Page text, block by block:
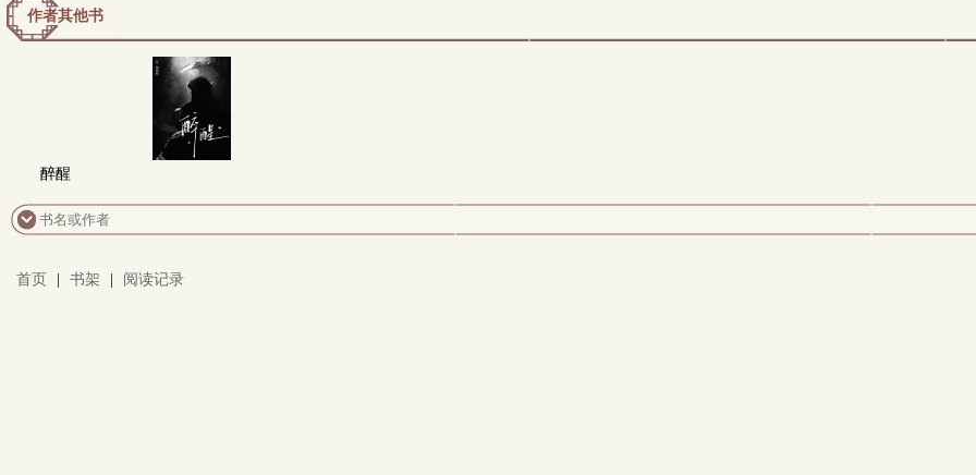
作者其他书
醉醒
首页 书架 阅读记录